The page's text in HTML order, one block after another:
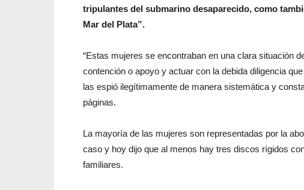
tripulantes del submarino desaparecido, como
Mar del Plata”.
“Estas mujeres se encontraban en una clara situación
contención o apoyo y actuar con la debida diligencia
las espió ilegítimamente de manera sistemática y
páginas.
La mayoría de las mujeres son representadas por la
caso y hoy dijo que al menos hay tres discos rígidos
familiares.